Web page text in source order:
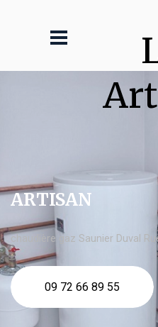
ARTISAN
chaudière gaz Saunier Duval
09 72 66 89 55